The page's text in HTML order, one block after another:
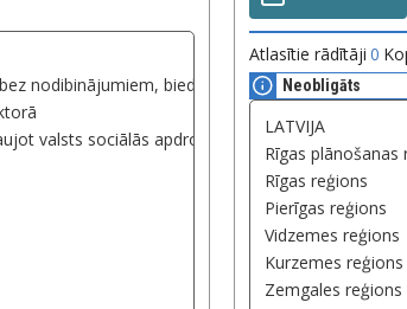
Atlasītie rādītāji 0
Neobligāts